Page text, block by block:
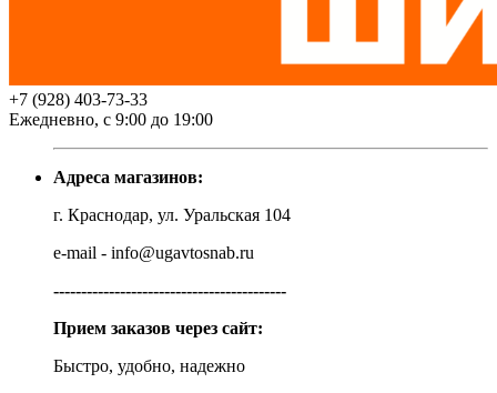
+7 (928) 403-73-33
Ежедневно, с 9:00 до 19:00
Адреса магазинов:
г. Краснодар, ул. Уральская 104
e-mail - info@ugavtosnab.ru
------------------------------------------
Прием заказов через сайт:
Быстро, удобно, надежно